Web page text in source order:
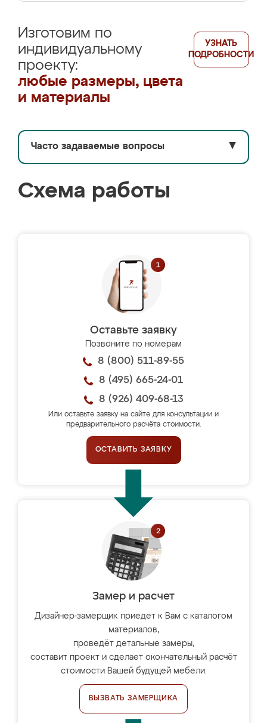
Изготовим по
индивидуальному
проекту:
любые размеры, цвета
и материалы
УЗНАТЬ
ПОДРОБНОСТИ
Часто задаваемые вопросы ▼
Схема работы
Оставьте заявку
Позвоните по номерам
8 (800) 511-89-55
8 (495) 665-24-01
8 (926) 409-68-13
Или оставьте заявку на сайте для консультации и
предварительного расчёта стоимости.
ОСТАВИТЬ ЗАЯВКУ
Замер и расчет
Дизайнер-замерщик приедет к Вам с каталогом
материалов,
проведёт детальные замеры,
составит проект и сделает окончательный расчёт
стоимости Вашей будущей мебели.
ВЫЗВАТЬ ЗАМЕРЩИКА